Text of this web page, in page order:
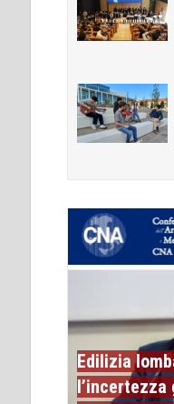
Edilizia